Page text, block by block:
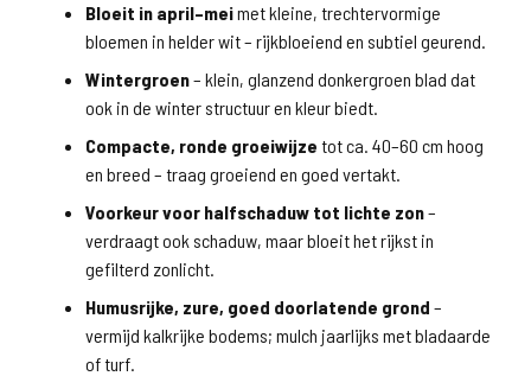
Bloeit in april–meimet kleine, trechtervormige
bloemen in helder wit – rijkbloeiend en subtiel geurend.
Wintergroen– klein, glanzend donkergroen blad dat
ook in de winter structuur en kleur biedt.
Compacte, ronde groeiwijze tot ca. 40–60 cm hoog
en breed – traag groeiend en goed vertakt.
Voorkeur voor halfschaduw tot lichte zon–
verdraagt ook schaduw, maar bloeit het rijkst in
gefilterd zonlicht.
Humusrijke, zure, goed doorlatende grond –
vermijd kalkrijke bodems; mulch jaarlijks met bladaarde
of turf.